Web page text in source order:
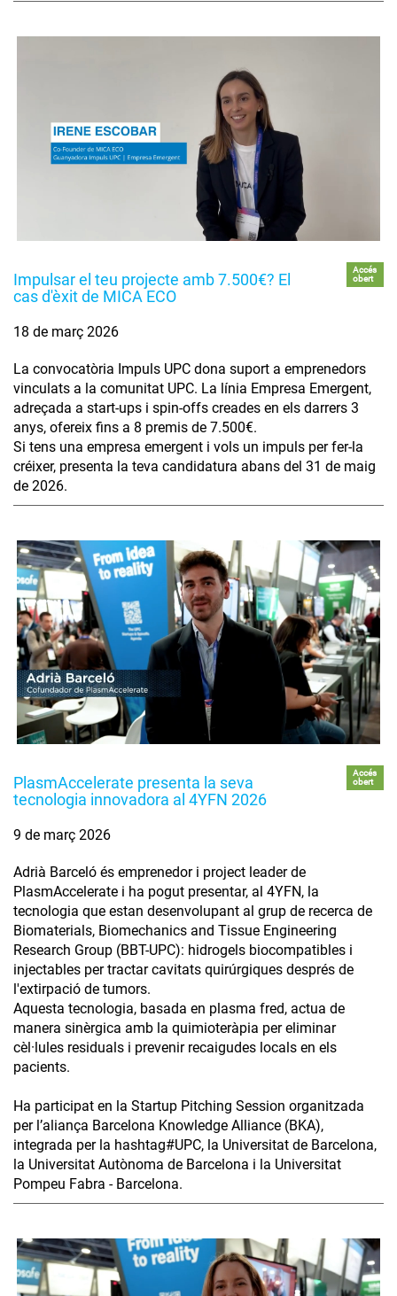
Impulsar el teu projecte amb 7.500€? El
cas d'èxit de MICA ECO
Accés
obert
18 de març 2026
La convocatòria Impuls UPC dona suport a emprenedors
vinculats a la comunitat UPC. La línia Empresa Emergent,
adreçada a start-ups i spin-offs creades en els darrers 3
anys, ofereix fins a 8 premis de 7.500€.
Si tens una empresa emergent i vols un impuls per fer-la
créixer, presenta la teva candidatura abans del 31 de maig
de 2026.
PlasmAccelerate presenta la seva
tecnologia innovadora al 4YFN 2026
Accés
obert
9 de març 2026
Adrià Barceló és emprenedor i project leader de
PlasmAccelerate i ha pogut presentar, al 4YFN, la
tecnologia que estan desenvolupant al grup de recerca de
Biomaterials, Biomechanics and Tissue Engineering
Research Group (BBT-UPC): hidrogels biocompatibles i
injectables per tractar cavitats quirúrgiques després de
l'extirpació de tumors.
Aquesta tecnologia, basada en plasma fred, actua de
manera sinèrgica amb la quimioteràpia per eliminar
cèl·lules residuals i prevenir recaigudes locals en els
pacients.
Ha participat en la Startup Pitching Session organitzada
per l’aliança Barcelona Knowledge Alliance (BKA),
integrada per la hashtag#UPC, la Universitat de Barcelona,
la Universitat Autònoma de Barcelona i la Universitat
Pompeu Fabra - Barcelona.